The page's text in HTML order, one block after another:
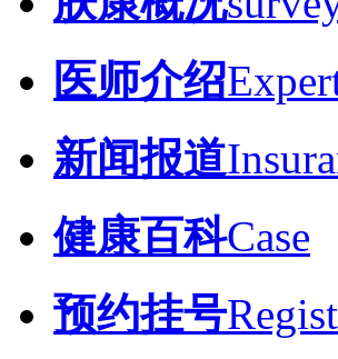
医师介绍
新闻报道
健康百科Case
预约挂号